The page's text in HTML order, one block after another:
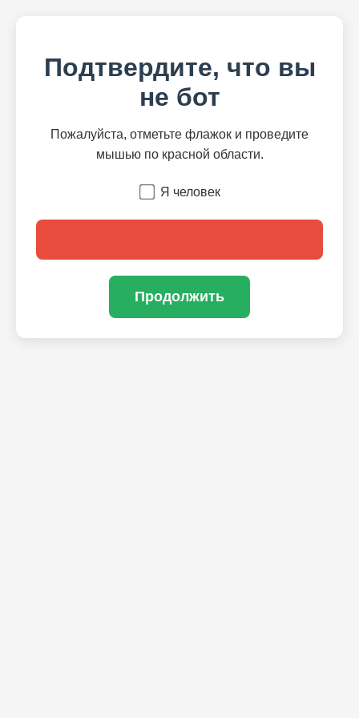
Подтвердите, что вы
не бот
Пожалуйста, отметьте флажок и проведите
мышью по красной области.
Я человек
Продолжить